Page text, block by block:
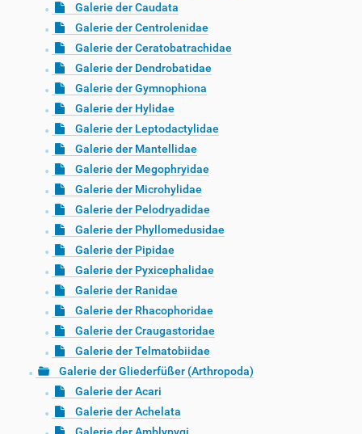
Galerie der Caudata
Galerie der Centrolenidae
Galerie der Ceratobatrachidae
Galerie der Dendrobatidae
Galerie der Gymnophiona
Galerie der Hylidae
Galerie der Leptodactylidae
Galerie der Mantellidae
Galerie der Megophryidae
Galerie der Microhylidae
Galerie der Pelodryadidae
Galerie der Phyllomedusidae
Galerie der Pipidae
Galerie der Pyxicephalidae
Galerie der Ranidae
Galerie der Rhacophoridae
Galerie der Craugastoridae
Galerie der Telmatobiidae
Galerie der Gliederfüßer (Arthropoda)
Galerie der Acari
Galerie der Achelata